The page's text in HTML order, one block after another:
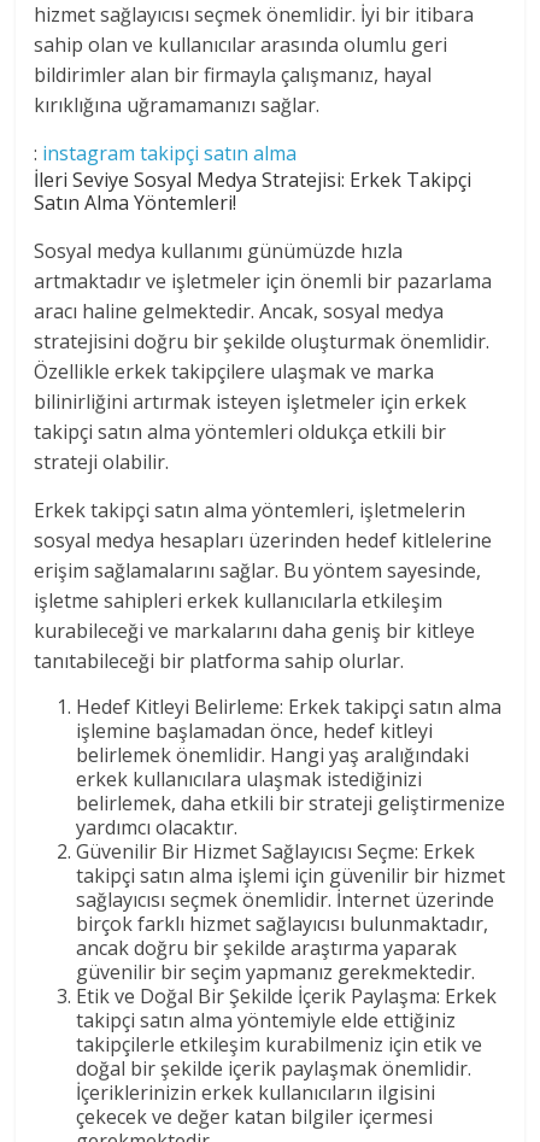
hizmet sağlayıcısı seçmek önemlidir. İyi bir itibara
sahip olan ve kullanıcılar arasında olumlu geri
bildirimler alan bir firmayla çalışmanız, hayal
kırıklığına uğramamanızı sağlar.
: instagram takipçi satın alma
İleri Seviye Sosyal Medya Stratejisi: Erkek Takipçi
Satın Alma Yöntemleri!
Sosyal medya kullanımı günümüzde hızla
artmaktadır ve işletmeler için önemli bir pazarlama
aracı haline gelmektedir. Ancak, sosyal medya
stratejisini doğru bir şekilde oluşturmak önemlidir.
Özellikle erkek takipçilere ulaşmak ve marka
bilinirliğini artırmak isteyen işletmeler için erkek
takipçi satın alma yöntemleri oldukça etkili bir
strateji olabilir.
Erkek takipçi satın alma yöntemleri, işletmelerin
sosyal medya hesapları üzerinden hedef kitlelerine
erişim sağlamalarını sağlar. Bu yöntem sayesinde,
işletme sahipleri erkek kullanıcılarla etkileşim
kurabileceği ve markalarını daha geniş bir kitleye
tanıtabileceği bir platforma sahip olurlar.
Hedef Kitleyi Belirleme: Erkek takipçi satın alma
işlemine başlamadan önce, hedef kitleyi
belirlemek önemlidir. Hangi yaş aralığındaki
erkek kullanıcılara ulaşmak istediğinizi
belirlemek, daha etkili bir strateji geliştirmenize
yardımcı olacaktır.
Güvenilir Bir Hizmet Sağlayıcısı Seçme: Erkek
takipçi satın alma işlemi için güvenilir bir hizmet
sağlayıcısı seçmek önemlidir. İnternet üzerinde
birçok farklı hizmet sağlayıcısı bulunmaktadır,
ancak doğru bir şekilde araştırma yaparak
güvenilir bir seçim yapmanız gerekmektedir.
Etik ve Doğal Bir Şekilde İçerik Paylaşma: Erkek
takipçi satın alma yöntemiyle elde ettiğiniz
takipçilerle etkileşim kurabilmeniz için etik ve
doğal bir şekilde içerik paylaşmak önemlidir.
İçeriklerinizin erkek kullanıcıların ilgisini
çekecek ve değer katan bilgiler içermesi